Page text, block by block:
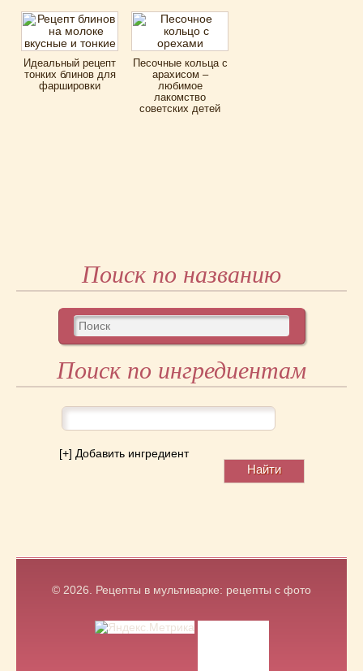
Идеальный рецепт
тонких блинов для
фаршировки
Песочные кольца с
арахисом –
любимое
лакомство
советских детей
Поиск по названию
Поиск по ингредиентам
[+] Добавить ингредиент
© 2026. Рецепты в мультиварке: рецепты с фото